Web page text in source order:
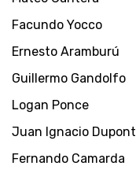
Facundo Yocco
Ernesto Aramburú
Guillermo Gandolfo
Logan Ponce
Juan Ignacio Dupont
Fernando Camarda